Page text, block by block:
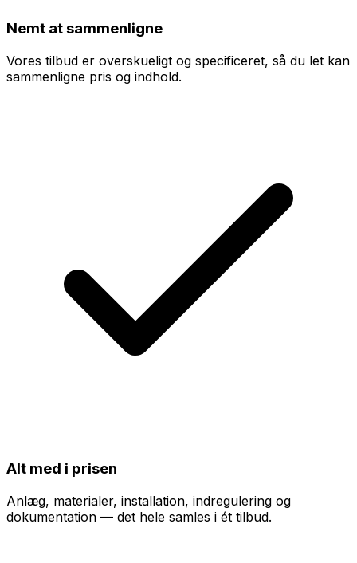
Nemt at sammenligne
Vores tilbud er overskueligt og specificeret, så du let kan
sammenligne pris og indhold.
Alt med i prisen
Anlæg, materialer, installation, indregulering og
dokumentation — det hele samles i ét tilbud.